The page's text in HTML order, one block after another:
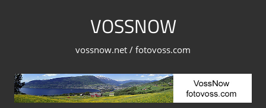
VOSSNOW
vossnow.net / fotovoss.com